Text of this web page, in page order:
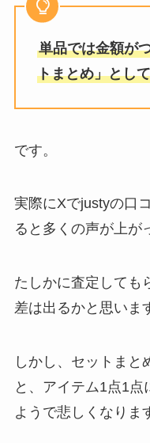
単品では金額が
トまとめ」とし
です。
実際にXでjustyの口
ると多くの声が上が
たしかに査定しても
差は出るかと思いま
しかし、セットまと
と、アイテム1点1点
ようで悲しくなりま